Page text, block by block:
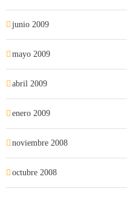
junio 2009
mayo 2009
abril 2009
enero 2009
noviembre 2008
octubre 2008